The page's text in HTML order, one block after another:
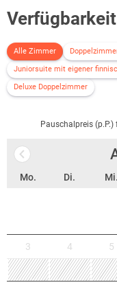
Verfügbarkeit
Alle Zimmer
Juniorsuite mit eigener
Deluxe Doppelzimmer
Pauschalpreis
Mo. Di. Mi.
3 4 5